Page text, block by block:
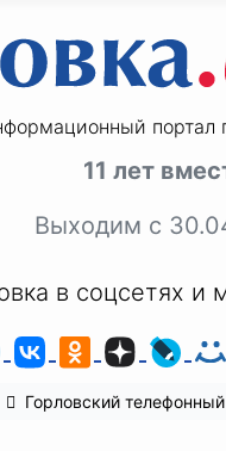
портал
11 лет
Выходим с
в соцсетях и
Telegram
ВКонтактеДзен
Горловский